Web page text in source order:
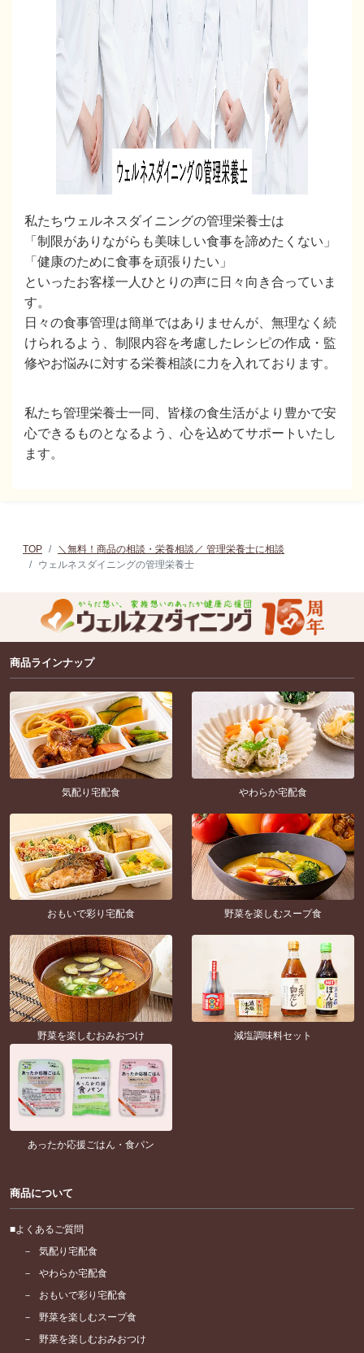
私たちウェルネスダイニングの管理栄養士は
「制限がありながらも美味しい食事を諦めたくない」
「健康のために食事を頑張りたい」
といったお客様一人ひとりの声に日々向き合っていま
す。
日々の食事管理は簡単ではありませんが、無理なく続
けられるよう、 制限内容を考慮したレシピの作成・監
修やお悩みに対する栄養相談に力を入れております。
私たち管理栄養士一同、 皆様の食生活がより豊かで安
心できるものとなるよう、心を込めてサポートいたし
ます。
TOP
＼無料！商品の相談・栄養相談／ 管理栄養士に相談
ウェルネスダイニングの管理栄養士
商品ラインナップ
気配り宅配食 やわらか宅配食
おもいで彩り宅配食 野菜を楽しむスープ食
野菜を楽しむおみおつけ 減塩調味料セット
あったか応援ごはん・食パン
商品について
よくあるご質問
気配り宅配食
やわらか宅配食
おもいで彩り宅配食
野菜を楽しむスープ食
野菜を楽しむおみおつけ